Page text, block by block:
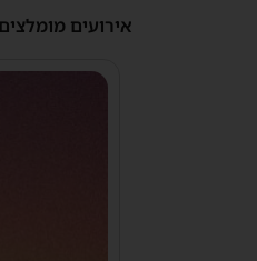
אירועים מומלצים